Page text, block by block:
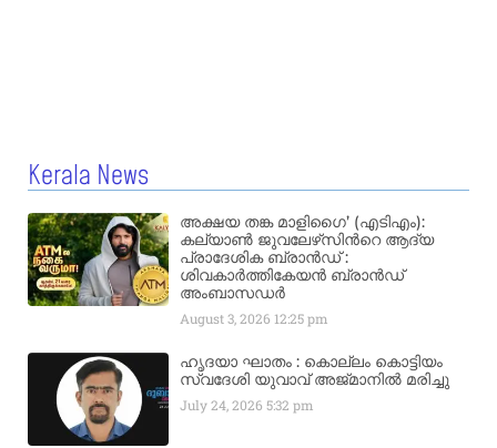
Kerala News
അക്ഷയ തങ്ക മാളിഗൈ’ (എടിഎം):
കല്യാണ്‍ ജുവലേഴ്‌സിന്‍റെ ആദ്യ
പ്രാദേശിക ബ്രാന്‍ഡ് :
ശിവകാര്‍ത്തികേയന്‍ ബ്രാന്‍ഡ്
അംബാസഡര്‍
August 3, 2026 12:25 pm
ഹൃദയാ ഘാതം : കൊല്ലം കൊട്ടിയം
സ്വദേശി യുവാവ് അജ്മാനിൽ മരിച്ചു
July 24, 20265:32 pm